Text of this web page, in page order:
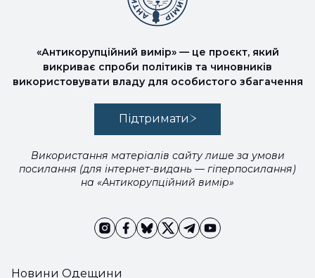
Новини Одещини
«Антикорупційний вимір» — це проєкт, який
викриває спроби політиків та чиновників
використовувати владу для особистого збагачення
Підтримати
Використання матеріалів сайту лише за умови
посилання (для інтернет-видань — гіперпосилання)
на «Антикорупційний вимір»